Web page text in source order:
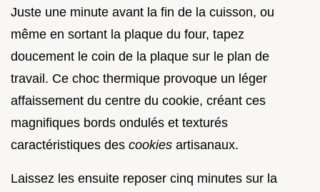
Juste une minute avant la fin de la cuisson, ou
même en sortant la plaque du four, tapez
doucement le coin de la plaque sur le plan de
travail. Ce choc thermique provoque un léger
affaissement du centre du cookie, créant ces
magnifiques bords ondulés et texturés
caractéristiques des cookies artisanaux.
Laissez les ensuite reposer cinq minutes sur la